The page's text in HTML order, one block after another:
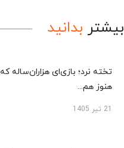
بیشتر بدانید
تخته نرد؛ بازی‌ای هزاران‌ساله که
هنوز هم...
21 تیر 1405